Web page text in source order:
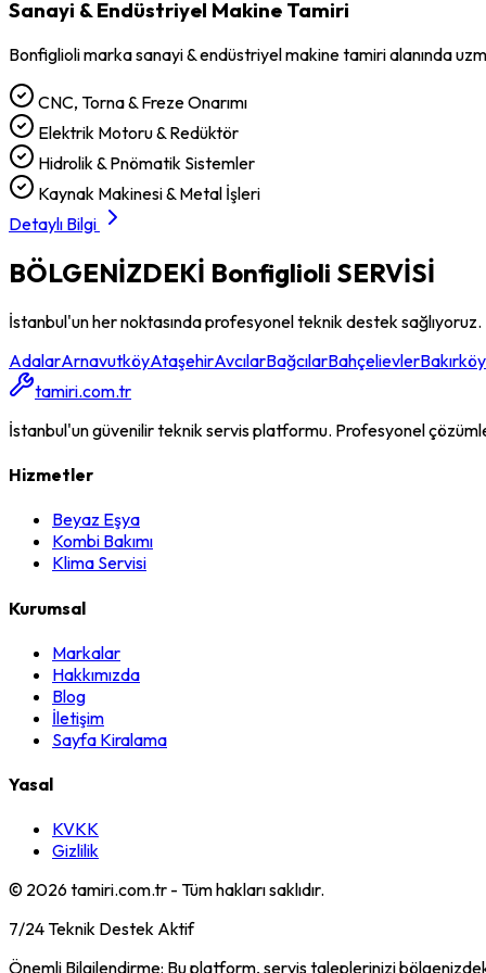
Sanayi & Endüstriyel Makine Tamiri
Bonfigliolimarkasanayi & endüstriyel makine tamirialanında
CNC, Torna & Freze Onarımı
Elektrik Motoru & Redüktör
Hidrolik & Pnömatik Sistemler
Kaynak Makinesi & Metal İşleri
Detaylı Bilgi
BÖLGENİZDEKİ Bonfiglioli SERVİSİ
İstanbul'un her noktasında profesyonel teknik destek sağlıyoruz.
AdalarArnavutköyAtaşehirAvcılarBağcılarBahçelievlerBakırköy
tamiri.com.tr
İstanbul'un güvenilir teknik servis platformu. Profesyonel
Hizmetler
Beyaz Eşya
Kombi Bakımı
Klima Servisi
Kurumsal
Markalar
Hakkımızda
Blog
İletişim
Sayfa Kiralama
Yasal
KVKK
Gizlilik
© 2026tamiri.com.tr - Tüm hakları saklıdır.
7/24 Teknik Destek Aktif
Önemli Bilgilendirme: Bu platform, servis taleplerinizi